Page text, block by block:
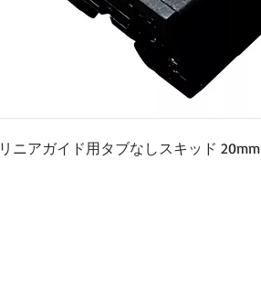
リニアガイド用タブなしスキッド 20mm